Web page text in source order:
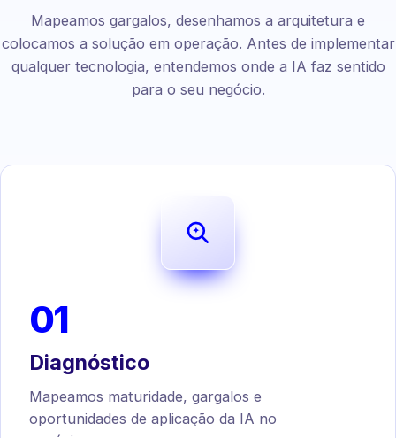
Mapeamos gargalos, desenhamos a arquitetura e
colocamos a solução em operação. Antes de implementar
qualquer tecnologia, entendemos onde a IA faz sentido
para o seu negócio.
01
Diagnóstico
Mapeamos maturidade, gargalos e
oportunidades de aplicação da IA no